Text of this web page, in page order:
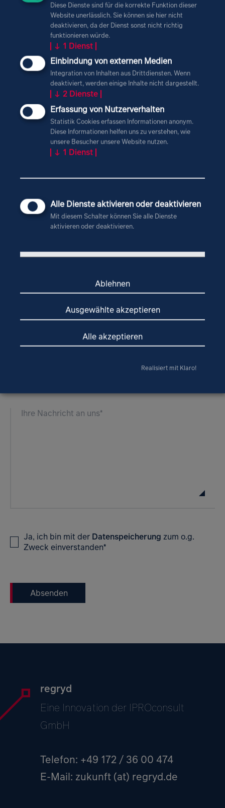
Kommunale Entsorgungsunternehmen erzeugen mit
der thermischen Verwertung von Abfällen oder
Klärschlamm Abwärme. In Kombination mit regryd-
Energiespeichern kann nicht vermeidbare Abwärme
dem Speicher zugeführt und bei Bedarf wieder zur
Verfügung gestellt werden. Damit können
Energieeffizienzmaßnahmen greifen und ein Beitrag
zur klimaneutralen Kommune geleistet werden.
Ihre Nachicht an uns
Ja, ich bin mit der Datenspeicherung zum o.g.
Zweck einverstanden*
Absenden
regryd
Eine Innovation der IPROconsult
GmbH
Telefon: +49 172 / 36 00 474
E-Mail: zukunft (at) regryd.de
Diese Dienste sind für die korrekte Funktion dieser
Website unerlässlich. Sie können sie hier nicht
deaktivieren, da der Dienst sonst nicht richtig
funktionieren würde.
↓ 1 Dienst
Einbindung von externen Medien
Integration von Inhalten aus Drittdiensten. Wenn
deaktiviert, werden einige Inhalte nicht dargestellt.
↓ 2 Dienste
Erfassung von Nutzerverhalten
Statistik Cookies erfassen Informationen anonym.
Diese Informationen helfen uns zu verstehen, wie
unsere Besucher unsere Website nutzen.
↓ 1 Dienst
Alle Dienste aktivieren oder deaktivieren
Mit diesem Schalter können Sie alle Dienste
aktivieren oder deaktivieren.
Ablehnen
Ausgewählte akzeptieren
Alle akzeptieren
Realisiert mit Klaro!